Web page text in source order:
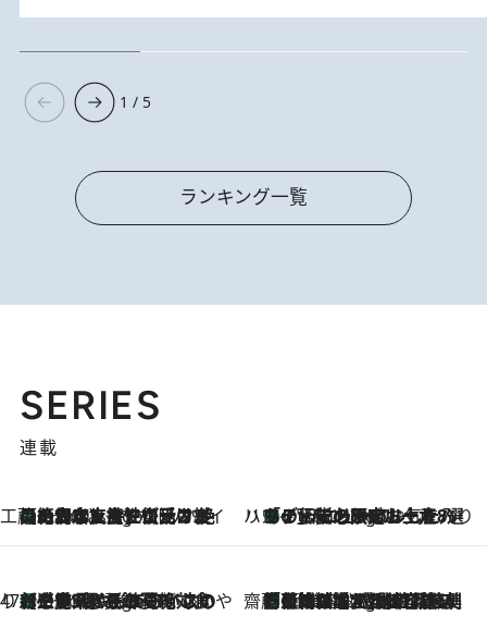
1 / 5
ランキング一覧
SERIES
連載
工藤まやのおもてなしハワイ
2 Hours Ago
【ハワイ土産】ローカルの絶大な支持で復活！ 絶品の幻クッキー《元ファンの日本人女性が受け継いだ名店》 ハワイ賢者 リサのお気に入りリスト2 Hours Ago
あの伝説の限定トートも！ リニューアルした「ディーン＆デルーカ ハワイ」で必須のお土産8選
47都道府県の手みやげ ひんやりスイーツで夏を満喫
2 Hours Ago
【三重県】この夏絶対食べたい 冷やしておいしいおやつ3選 お餅×アイスの新感覚スイーツ 齋藤 薫 美容脳ルネサンス
2 Hours Ago
「荷物が増えるほど旅ストレスは増す」美容ジャーナリストがたどり着いた最終結論。“化粧品を劇的に減らす”感動の凝縮美容とは